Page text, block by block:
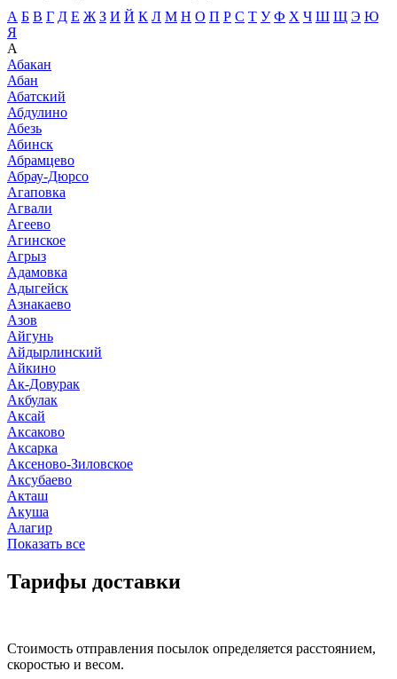
А Б В Г Д Е Ж З И Й К Л М Н О П Р С Т У Ф Х Ч Ш Щ Э Ю
Я
А
Абакан
Абан
Абатский
Абдулино
Абезь
Абинск
Абрамцево
Абрау-Дюрсо
Агаповка
Агвали
Агеево
Агинское
Агрыз
Адамовка
Адыгейск
Азнакаево
Азов
Айгунь
Айдырлинский
Айкино
Ак-Довурак
Акбулак
Аксай
Аксаково
Аксарка
Аксеново-Зиловское
Аксубаево
Акташ
Акуша
Алагир
Показать все
Тарифы доставки
Стоимость отправления посылок определяется расстоянием,
скоростью и весом.